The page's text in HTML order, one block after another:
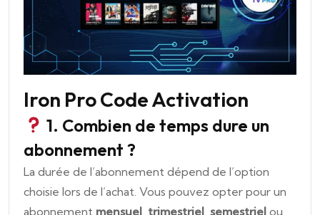
Iron Pro Code Activation
1. Combien de temps dure un
abonnement ?
La durée de l’abonnement dépend de l’option
choisie lors de l’achat. Vous pouvez opter pour un
abonnement mensuel trimestriel semestriel ou